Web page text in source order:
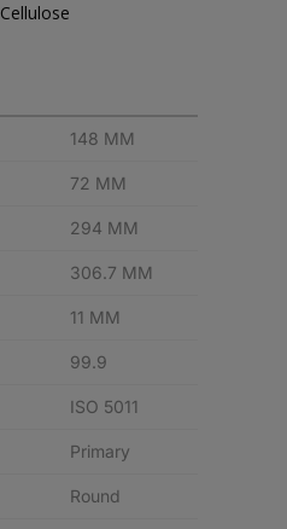
Cellulose
148 MM
72 MM
294 MM
306.7 MM
11 MM
99.9
ISO 5011
Primary
Round